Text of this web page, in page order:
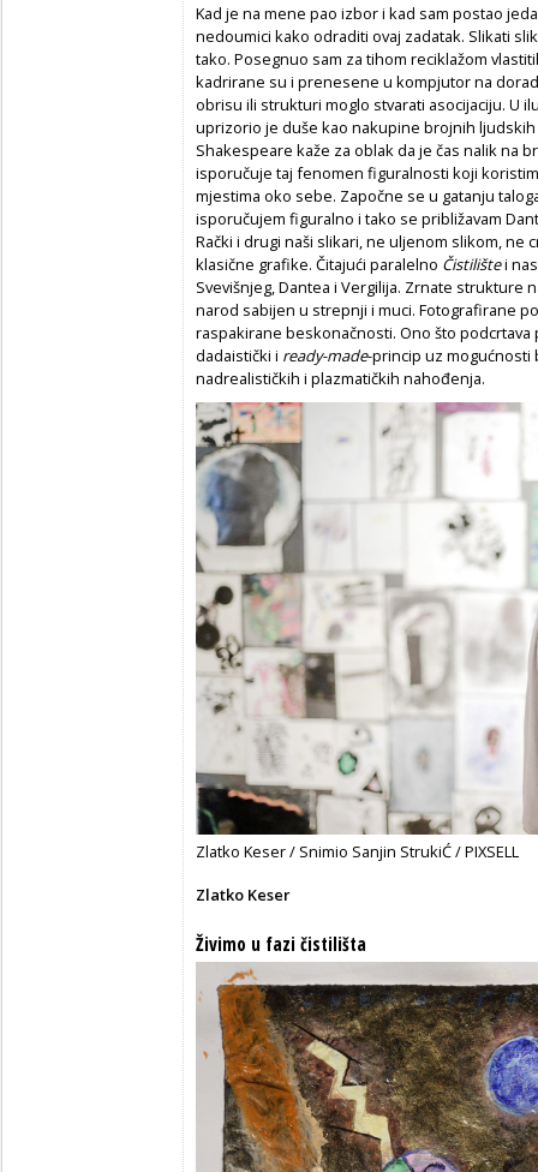
Kad je na mene pao izbor i kad sam postao
nedoumici kako odraditi ovaj zadatak. Slikati
tako. Posegnuo sam za tihom reciklažom
kadrirane su i prenesene u kompjutor na
obrisu ili strukturi moglo stvarati asocijaciju. U
uprizorio je duše kao nakupine brojnih ljudskih
Shakespeare kaže za oblak da je čas nalik na
isporučuje taj fenomen figuralnosti koji
mjestima oko sebe. Započne se u gatanju
isporučujem figuralno i tako se približavam
Rački i drugi naši slikari, ne uljenom slikom, ne
klasične grafike. Čitajući paralelno Čistilištei
Svevišnjeg, Dantea i Vergilija. Zrnate strukture
narod sabijen u strepnji i muci. Fotografirane
raspakirane beskonačnosti. Ono što
dadaistički i ready-made-princip uz mogućnosti
nadrealističkih i plazmatičkih nahođenja.
Zlatko Keser / Snimio Sanjin StrukiĆ / PIXSELL
Zlatko Keser
Živimo u fazi čistilišta